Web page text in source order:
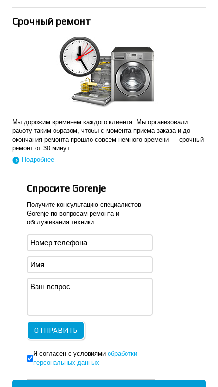
Срочный ремонт
Мы дорожим временем каждого клиента. Мы организовали
работу таким образом, чтобы с момента приема заказа и до
окончания ремонта прошло совсем немного времени — срочный
ремонт от 30 минут.
Подробнее
Спросите Gorenje
Получите консультацию специалистов
Gorenje по вопросам ремонта и
обслуживания техники.
Я согласен с условиями обработки
персональных данных